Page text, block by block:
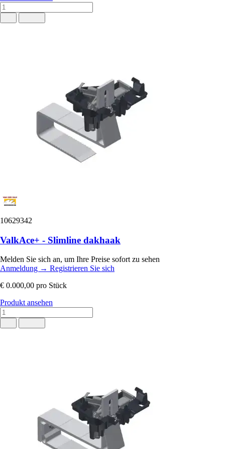
10629342
ValkAce+ - Slimline dakhaak
Melden Sie sich an, um Ihre Preise sofort zu sehen
Anmeldung → Registrieren Sie sich
€ 0.000,00 pro Stück
Produkt ansehen